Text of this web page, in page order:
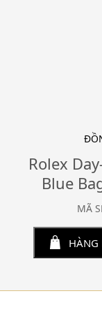
Rolex
Blue
MÃ
HÀNG